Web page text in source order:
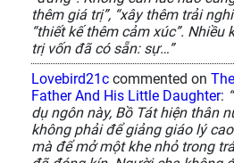
thêm giá trị”, “xây thêm trải
“thiết kế thêm cảm xúc”. Nhiều
trị vốn đã có sẵn: sự…”
Lovebird21c commented on
Father And His Little Daughter:
dụ ngôn này, Bồ Tát hiện thân
không phải để giảng giáo lý
mà để mở một khe nhỏ trong